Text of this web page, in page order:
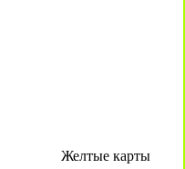
Желтые карты